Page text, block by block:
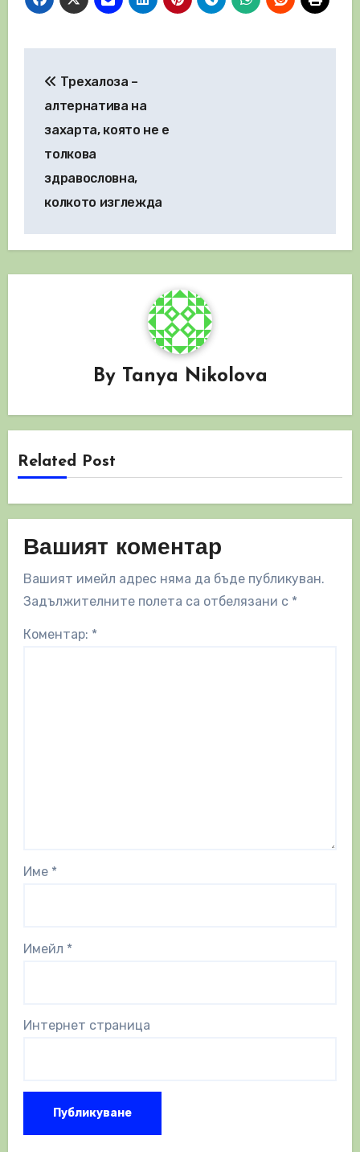
Трехалоза –
алтернатива на
захарта, която не е
толкова
здравословна,
колкото изглежда
By Tanya Nikolova
Related Post
Вашият коментар
Вашият имейл адрес няма да бъде публикуван.
Задължителните полета са отбелязани с *
Коментар: *
Име *
Имейл *
Интернет страница